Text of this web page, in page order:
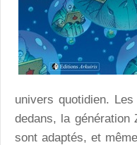
univers quotidien.
dedans, la
sont adaptés, et